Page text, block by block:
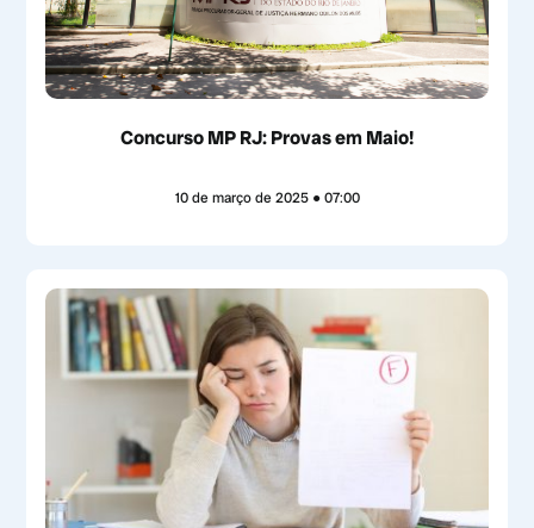
Concurso MP RJ: Provas em Maio!
10 de março de 2025 07:00